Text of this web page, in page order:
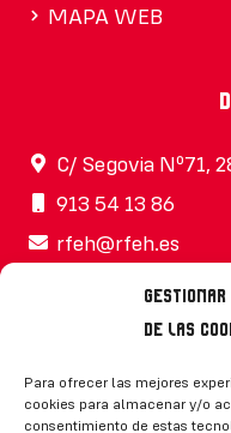
de las
Para ofrecer las mejores
cookies para almacenar y/o
consentimiento de estas
MAPA WEB
C/ Segovia Nº71,
913 54 13 86
rfeh@rfeh.es